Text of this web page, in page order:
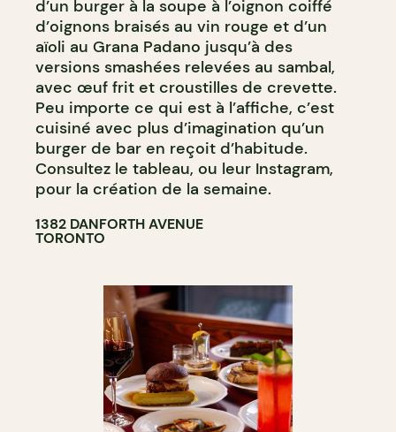
d’un burger à la soupe à l’oignon coiffé
d’oignons braisés au vin rouge et d’un
aïoli au Grana Padano jusqu’à des
versions smashées relevées au sambal,
avec œuf frit et croustilles de crevette.
Peu importe ce qui est à l’affiche, c’est
cuisiné avec plus d’imagination qu’un
burger de bar en reçoit d’habitude.
Consultez le tableau, ou leur Instagram,
pour la création de la semaine.
1382 DANFORTH AVENUE
TORONTO